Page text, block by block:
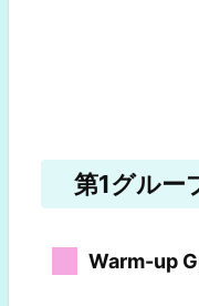
第1グルー
Warm-up